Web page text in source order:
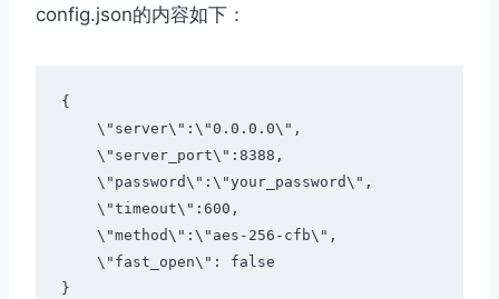
config.json的内容如下：
{
\"server\" : \"0.0.0.0\" ,
\"server_port\" : 8388 ,
\"password\" : \"your_password\" ,
\"timeout\" : 600 ,
\"method\" : \"aes-256-cfb\" ,
\"fast_open\" :
false
}